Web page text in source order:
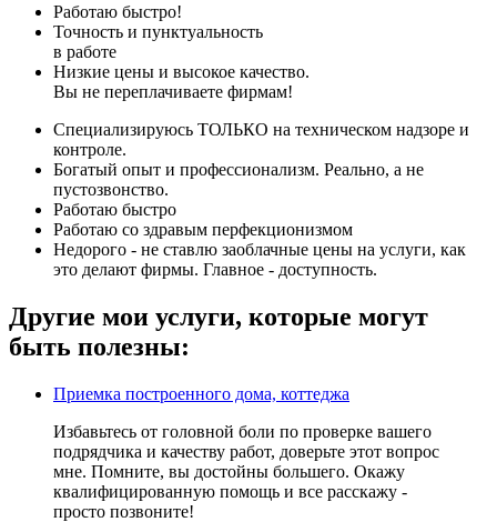
Работаю быстро!
Точность и пунктуальность
в работе
Низкие цены и высокое качество.
Вы не переплачиваете фирмам!
Специализируюсь ТОЛЬКО на техническом надзоре и
контроле.
Богатый опыт и профессионализм. Реально, а не
пустозвонство.
Работаю быстро
Работаю со здравым перфекционизмом
Недорого - не ставлю заоблачные цены на услуги, как
это делают фирмы. Главное - доступность.
Другие мои услуги, которые могут
быть полезны:
Приемка построенного дома, коттеджа
Избавьтесь от головной боли по проверке вашего
подрядчика и качеству работ, доверьте этот вопрос
мне. Помните, вы достойны большего. Окажу
квалифицированную помощь и все расскажу -
просто позвоните!